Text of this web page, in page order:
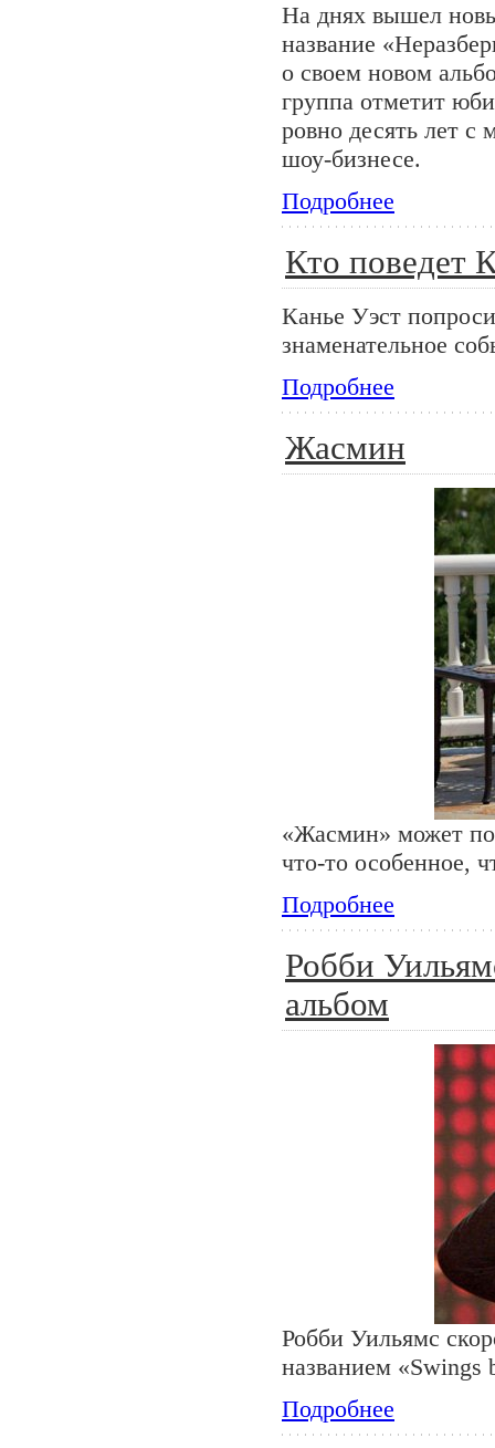
На днях вышел
название
о своем новом
группа отметит
ровно десять лет с
шоу-бизнесе.
Подробнее
Кто поведет
Канье Уэст
знаменательное
Подробнее
Жасмин
«Жасмин» может
что-то особенное,
Подробнее
Робби
альбом
Робби Уильямс
названием «Swings
Подробнее